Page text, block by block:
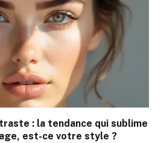
: la tendance qui sublime
est-ce votre style ?